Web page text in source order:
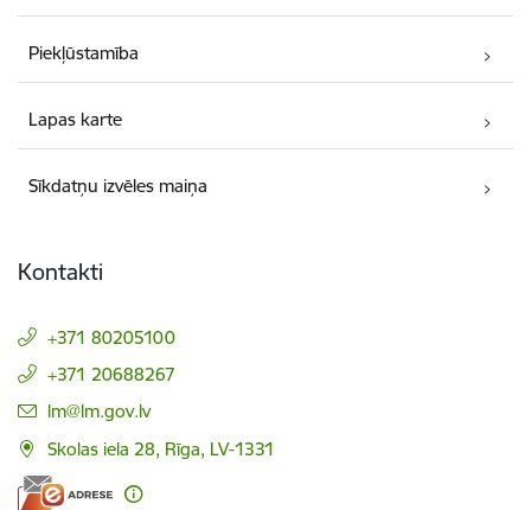
Piekļūstamība
Lapas karte
Sīkdatņu izvēles maiņa
Kontakti
+371 80205100
+371 20688267
E-pasts:
lm@lm.gov.lv
Skolas iela 28, Rīga, LV-1331